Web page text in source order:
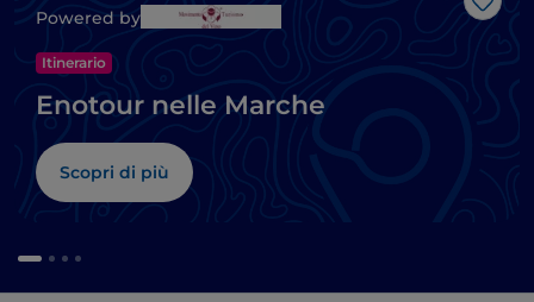
Like
Powered by
Itinerario
Enotour nelle Marche
Scopri di più